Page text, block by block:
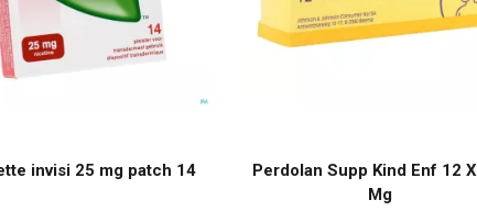
invisi 25 mg patch 14
Perdolan Supp Kind Enf 12
Mg